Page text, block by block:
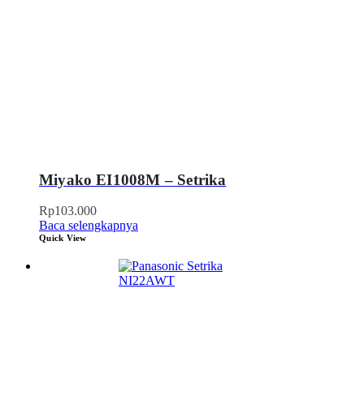
Miyako EI1008M – Setrika
Rp103.000
Baca selengkapnya
Quick View